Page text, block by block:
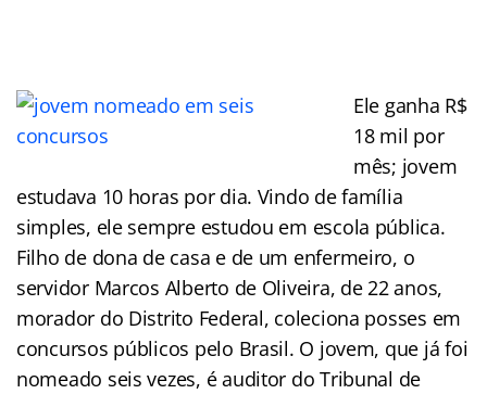
Ele ganha R$
18 mil por
mês; jovem
estudava 10 horas por dia. Vindo de família
simples, ele sempre estudou em escola pública.
Filho de dona de casa e de um enfermeiro, o
servidor Marcos Alberto de Oliveira, de 22 anos,
morador do Distrito Federal, coleciona posses em
concursos públicos pelo Brasil. O jovem, que já foi
nomeado seis vezes, é auditor do Tribunal de